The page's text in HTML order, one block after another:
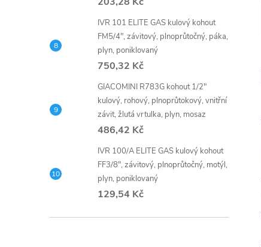
IVR 101 ELITE GAS kulový kohout
FM5/4", závitový, plnoprůtočný, páka,
plyn, poniklovaný
750,32 Kč
GIACOMINI R783G kohout 1/2"
kulový, rohový, plnoprůtokový, vnitřní
závit, žlutá vrtulka, plyn, mosaz
486,42 Kč
IVR 100/A ELITE GAS kulový kohout
FF3/8", závitový, plnoprůtočný, motýl,
plyn, poniklovaný
129,54 Kč